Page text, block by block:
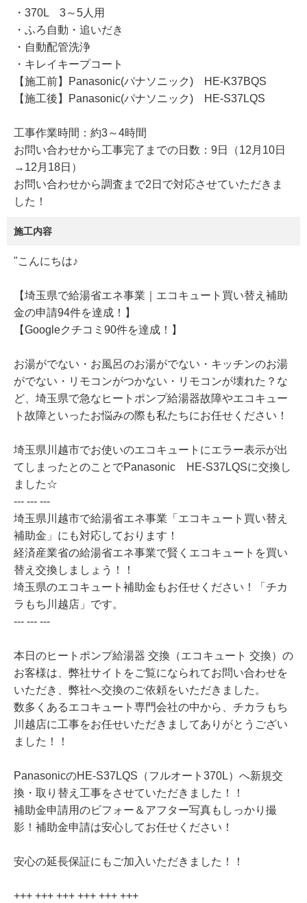
・370L 3～5人用
・ふろ自動・追いだき
・自動配管洗浄
・キレイキープコート
【施工前】Panasonic(パナソニック) HE-K37BQS
【施工後】Panasonic(パナソニック) HE-S37LQS
工事作業時間：約3～4時間
お問い合わせから工事完了までの日数：9日（12月10日
→12月18日）
お問い合わせから調査まで2日で対応させていただきま
した！
施工内容
"こんにちは♪
【埼玉県で給湯省エネ事業｜エコキュート買い替え補助
金の申請94件を達成！】
【Googleクチコミ90件を達成！】
お湯がでない・お風呂のお湯がでない・キッチンのお湯
がでない・リモコンがつかない・リモコンが壊れた？な
ど、埼玉県で急なヒートポンプ給湯器故障やエコキュー
ト故障といったお悩みの際も私たちにお任せください！
埼玉県川越市でお使いのエコキュートにエラー表示が出
てしまったとのことでPanasonic HE-S37LQSに交換し
ました☆
--- --- ---
埼玉県川越市で給湯省エネ事業「エコキュート買い替え
補助金」にも対応しております！
経済産業省の給湯省エネ事業で賢くエコキュートを買い
替え交換しましょう！！
埼玉県のエコキュート補助金もお任せください！「チカ
ラもち川越店」です。
--- --- ---
本日のヒートポンプ給湯器 交換（エコキュート 交換）の
お客様は、弊社サイトをご覧になられてお問い合わせを
いただき、弊社へ交換のご依頼をいただきました。
数多くあるエコキュート専門会社の中から、チカラもち
川越店に工事をお任せいただきましてありがとうござい
ました！！
PanasonicのHE-S37LQS（フルオート370L）へ新規交
換・取り替え工事をさせていただきました！！
補助金申請用のビフォー＆アフター写真もしっかり撮
影！補助金申請は安心してお任せください！
安心の延長保証にもご加入いただきました！！
+++ +++ +++ +++ +++ +++